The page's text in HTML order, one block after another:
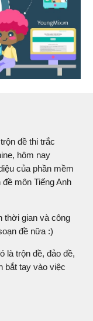
đề thi trắc
hôm nay
của phần mềm
môn Tiếng Anh
thời gian và công
đề nữa :)
là trộn đề, đảo đề,
bắt tay vào việc